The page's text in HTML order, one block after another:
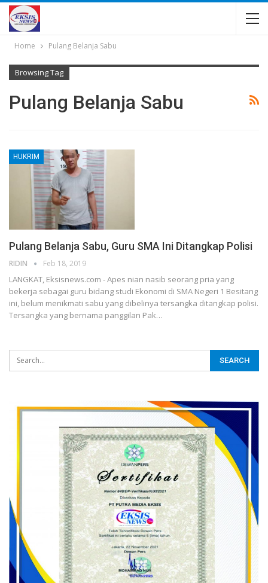
Home Pulang Belanja Sabu
Browsing Tag
Pulang Belanja Sabu
HUKRIM
Pulang Belanja Sabu, Guru SMA Ini Ditangkap Polisi
RIDIN Feb 18, 2019
LANGKAT, Eksisnews.com - Apes nian nasib seorang pria yang
bekerja sebagai guru bidang studi Ekonomi di SMA Negeri 1 Besitang
ini, belum menikmati sabu yang dibelinya tersangka ditangkap polisi.
Tersangka yang bernama panggilan Pak…